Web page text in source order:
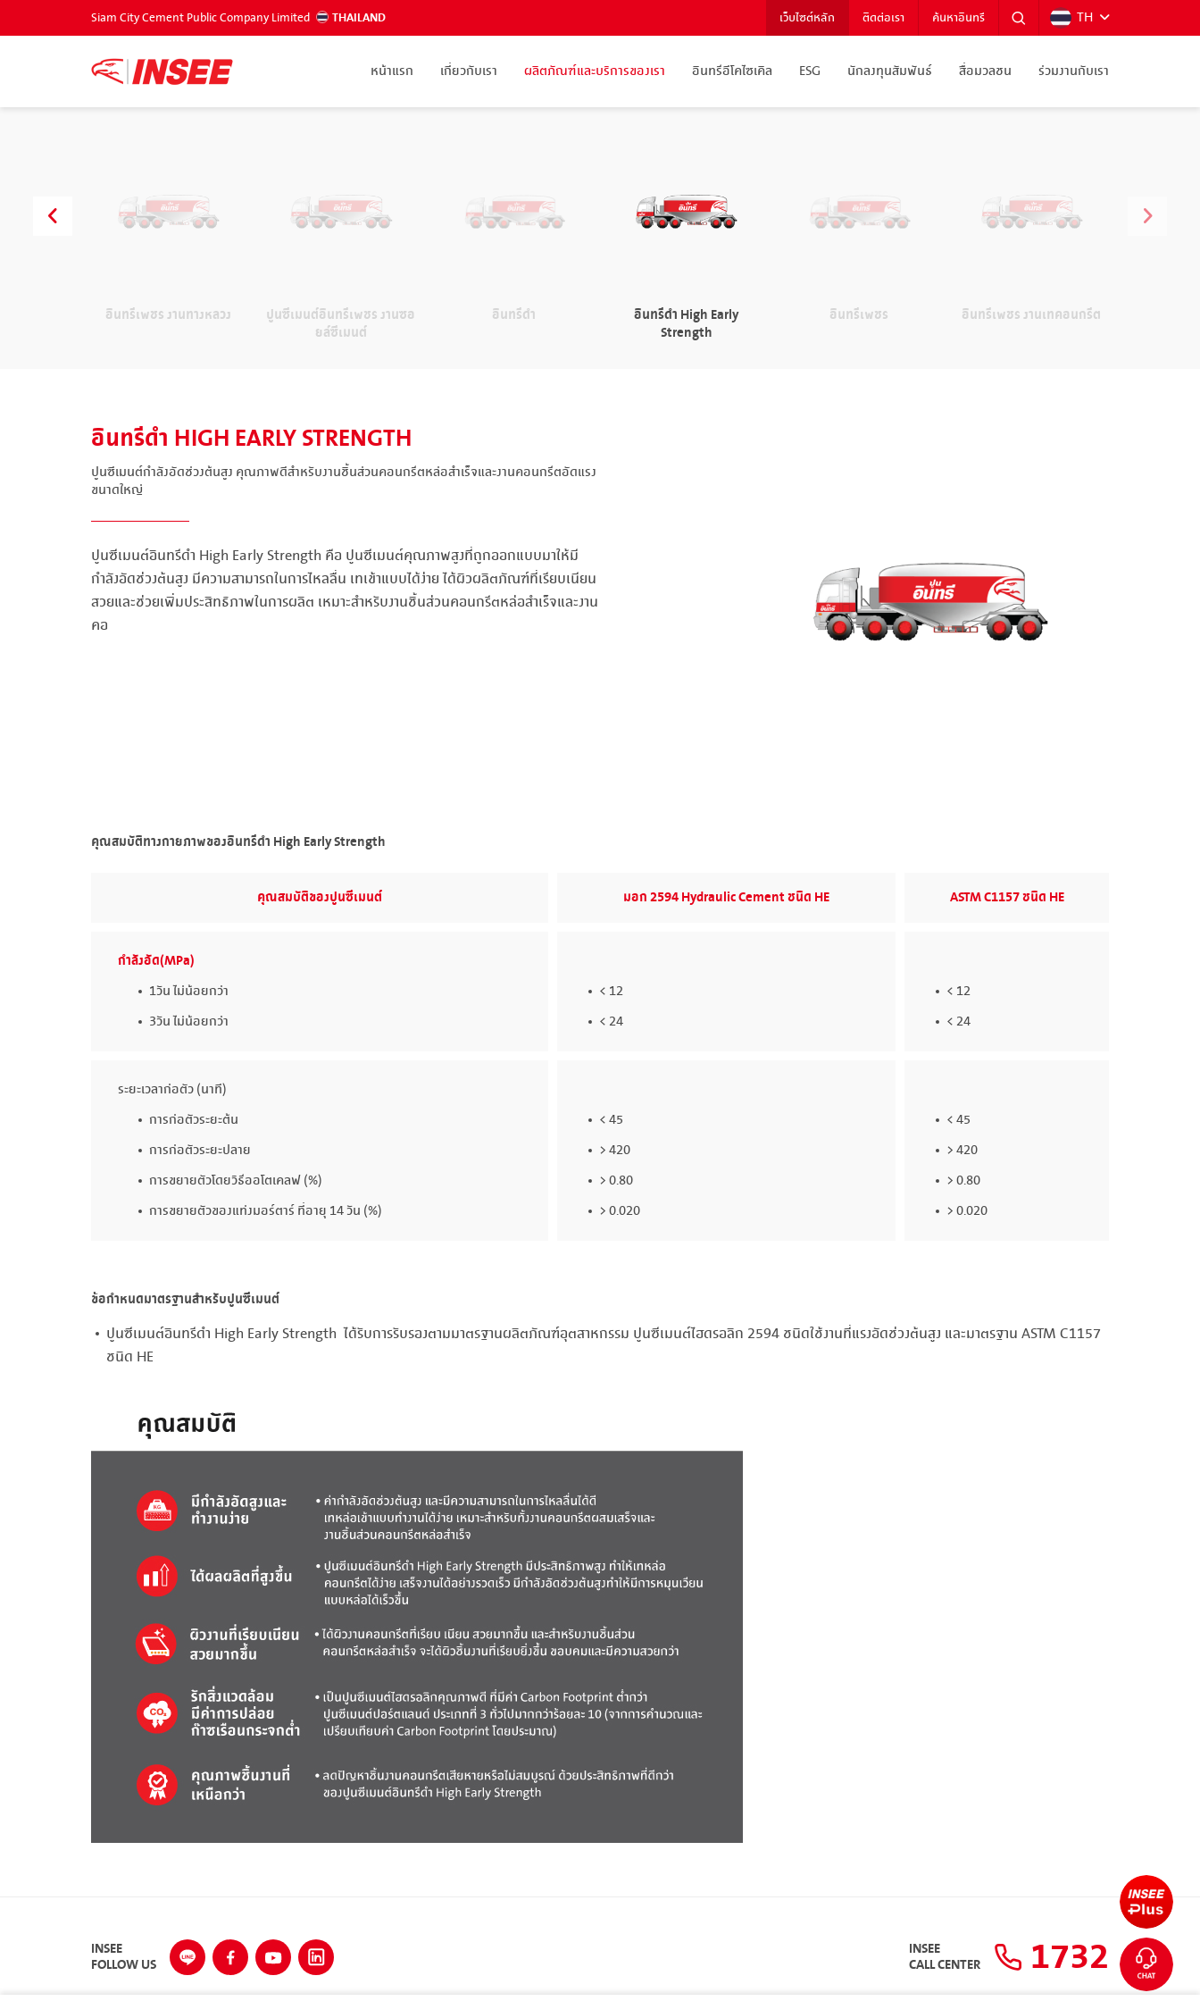
Siam City Cement Public Company Limited THAILAND เว็บไซต์หลัก ติดต่อเรา ค้นหาอินทรี TH
หน้าแรก เกี่ยวกับเรา ผลิตภัณฑ์และบริการของเรา อินทรีอีโคไซเคิล ESG นักลงทุนสัมพันธ์ สื่อมวลชน ร่วมงานกับเรา
อินทรีเพชร งานทางหลวง
ปูนซีเมนต์อินทรีเพชร งานซอ
ยล์ซีเมนต์
อินทรีดำ
อินทรีดำ High Early
Strength
อินทรีเพชร อินทรีเพชร งานเทคอนกรีต
อินทรีดำ HIGH EARLY STRENGTH
ปูนซีเมนต์กำลังอัดช่วงต้นสูง คุณภาพดีสำหรับงานชิ้นส่วนคอนกรีตหล่อสำเร็จและงานคอนกรีตอัดแรง
ขนาดใหญ่
ปูนซีเมนต์อินทรีดำ High Early Strength คือ ปูนซีเมนต์คุณภาพสูงที่ถูกออกแบบมาให้มี
กำลังอัดช่วงต้นสูง มีความสามารถในการไหลลื่น เทเข้าแบบได้ง่าย ได้ผิวผลิตภัณฑ์ที่เรียบเนียน
สวยและช่วยเพิ่มประสิทธิภาพในการผลิต เหมาะสำหรับงานชิ้นส่วนคอนกรีตหล่อสำเร็จและงาน
คอ
คุณสมบัติทางกายภาพของอินทรีดำ High Early Strength
คุณสมบัติของปูนซีเมนต์ มอก 2594 Hydraulic Cement ชนิด HE ASTM C1157 ชนิด HE
กำลังอัด(MPa)
1วัน ไม่น้อยกว่า
3วัน ไม่น้อยกว่า
< 12
< 24
< 12
< 24
ระยะเวลาก่อตัว (นาที)
การก่อตัวระยะต้น
การก่อตัวระยะปลาย
การขยายตัวโดยวิธีออโตเคลฟ (%)
การขยายตัวของแท่งมอร์ตาร์ ที่อายุ 14 วัน (%)
< 45
> 420
> 0.80
> 0.020
< 45
> 420
> 0.80
> 0.020
ข้อกำหนดมาตรฐานสำหรับปูนซีเมนต์
ปูนซีเมนต์อินทรีดำ High Early Strength ได้รับการรับรองตามมาตรฐานผลิตภัณฑ์อุตสาหกรรม ปูนซีเมนต์ไฮดรอลิก 2594 ชนิดใช้งานที่แรงอัดช่วงต้นสูง และมาตรฐาน ASTM C1157
ชนิด HE
INSEE
FOLLOW US
INSEE
CALL CENTER 1732